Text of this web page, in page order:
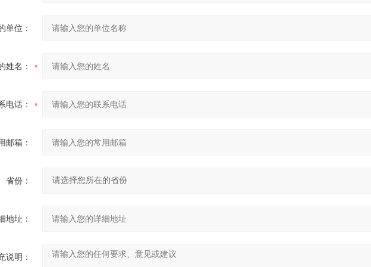
单位：
姓名：
电话：
邮箱：
省份：
地址：
说明：